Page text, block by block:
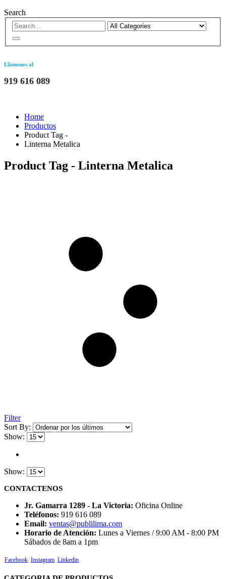
Search
Llámenos al
919 616 089
Home
Productos
Product Tag -
Linterna Metalica
Product Tag - Linterna Metalica
Filter
Sort By:
Show:
Show:
CONTACTENOS
Jr. Gamarra 1289 - La Victoria: Oficina Online
Teléfonos: 919 616 089
Email: ventas@publilima.com
Horario de Atención: Lunes a Viernes / 9:00 AM - 8:00 PM
Sábados de 8am a 1pm
Facebook Instagram Linkedin